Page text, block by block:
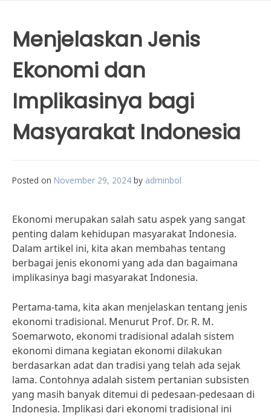
Menjelaskan Jenis
Ekonomi dan
Implikasinya bagi
Masyarakat Indonesia
Posted on November 29, 2024 by adminbol
Ekonomi merupakan salah satu aspek yang sangat
penting dalam kehidupan masyarakat Indonesia.
Dalam artikel ini, kita akan membahas tentang
berbagai jenis ekonomi yang ada dan bagaimana
implikasinya bagi masyarakat Indonesia.
Pertama-tama, kita akan menjelaskan tentang jenis
ekonomi tradisional. Menurut Prof. Dr. R. M.
Soemarwoto, ekonomi tradisional adalah sistem
ekonomi dimana kegiatan ekonomi dilakukan
berdasarkan adat dan tradisi yang telah ada sejak
lama. Contohnya adalah sistem pertanian subsisten
yang masih banyak ditemui di pedesaan-pedesaan di
Indonesia. Implikasi dari ekonomi tradisional ini